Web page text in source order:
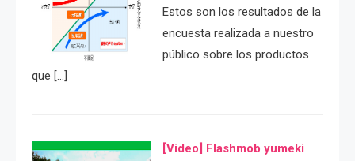
Estos son los resultados de la
encuesta realizada a nuestro
público sobre los productos
que […]
[Video] Flashmob yumeki